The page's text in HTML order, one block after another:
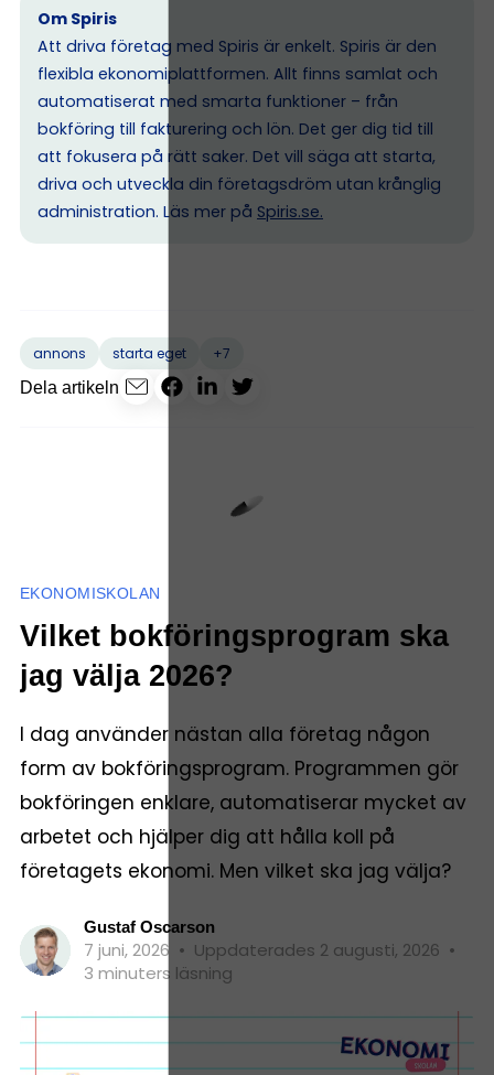
Om Spiris
Att driva företag med Spiris är enkelt. Spiris är den
flexibla ekonomiplattformen. Allt finns samlat och
automatiserat med smarta funktioner – från
bokföring till fakturering och lön. Det ger dig tid till
att fokusera på rätt saker. Det vill säga att starta,
driva och utveckla din företagsdröm utan krånglig
administration. Läs mer på Spiris.se.
annons starta eget
+7
Dela artikeln
EKONOMISKOLAN
Vilket bokföringsprogram ska
jag välja 2026?
I dag använder nästan alla företag någon
form av bokföringsprogram. Programmen gör
bokföringen enklare, automatiserar mycket av
arbetet och hjälper dig att hålla koll på
företagets ekonomi. Men vilket ska jag välja?
Gustaf Oscarson
7 juni, 2026 • Uppdaterades 2 augusti, 2026 •
3 minuters läsning